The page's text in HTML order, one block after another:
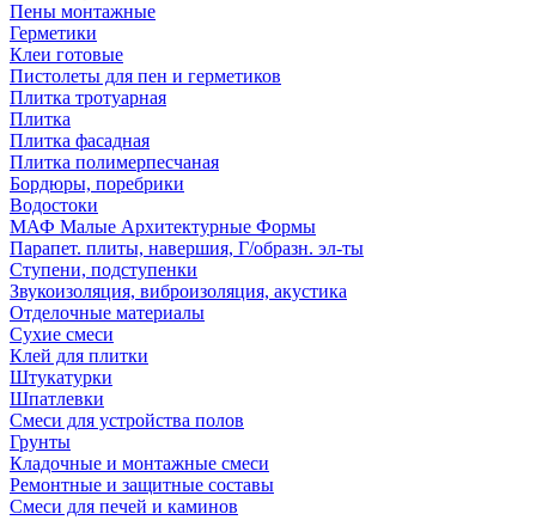
Пены монтажные
Герметики
Клеи готовые
Пистолеты для пен и герметиков
Плитка тротуарная
Плитка
Плитка фасадная
Плитка полимерпесчаная
Бордюры, поребрики
Водостоки
МАФ Малые Архитектурные Формы
Парапет. плиты, навершия, Г/образн. эл-ты
Ступени, подступенки
Звукоизоляция, виброизоляция, акустика
Отделочные материалы
Сухие смеси
Клей для плитки
Штукатурки
Шпатлевки
Смеси для устройства полов
Грунты
Кладочные и монтажные смеси
Ремонтные и защитные составы
Смеси для печей и каминов